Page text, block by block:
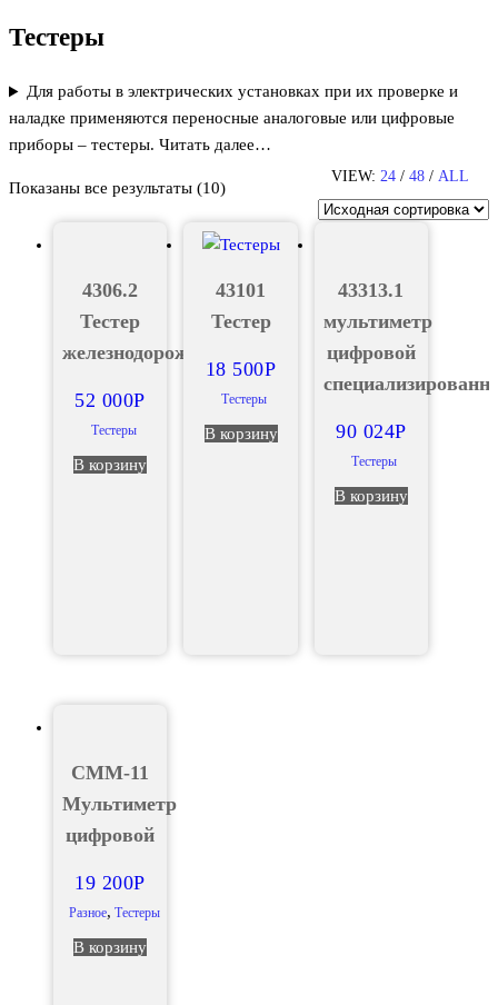
Тестеры
Для работы в электрических установках при их проверке и
наладке применяются переносные аналоговые или цифровые
приборы – тестеры. Читать далее…
VIEW: 24 / 48 / ALL
Показаны все результаты (10)
4306.2
Тестер
железнодорожный
52 000Р
Тестеры
В корзину
43101
Тестер
18 500Р
Тестеры
В корзину
43313.1
мультиметр
цифровой
90 024Р
Тестеры
В корзину
CMM-11
Мультиметр
цифровой
19 200Р
Разное, Тестеры
В корзину